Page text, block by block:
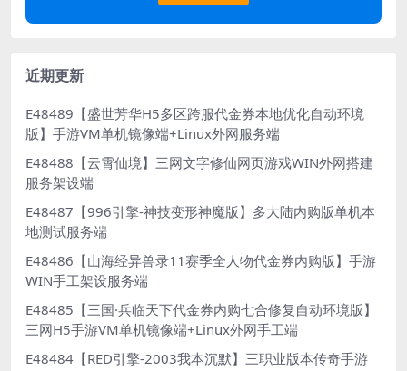
近期更新
E48489【盛世芳华H5多区跨服代金券本地优化自动环境
版】手游VM单机镜像端+Linux外网服务端
E48488【云霄仙境】三网文字修仙网页游戏WIN外网搭建
服务架设端
E48487【996引擎-神技变形神魔版】多大陆内购版单机本
地测试服务端
E48486【山海经异兽录11赛季全人物代金券内购版】手游
WIN手工架设服务端
E48485【三国·兵临天下代金券内购七合修复自动环境版】
三网H5手游VM单机镜像端+Linux外网手工端
E48484【RED引擎-2003我本沉默】三职业版本传奇手游